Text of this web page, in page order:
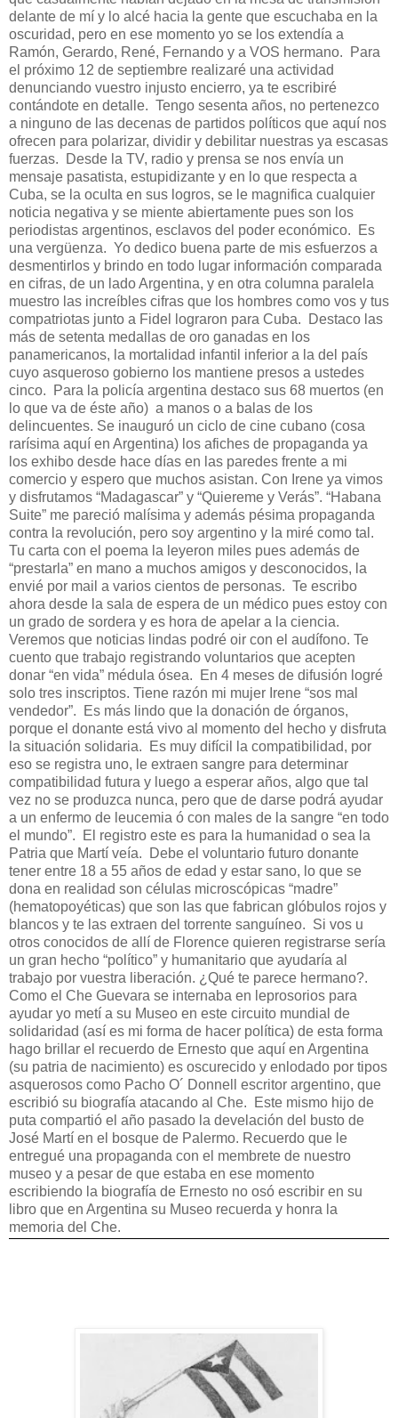
delante de mí y lo alcé hacia la gente que escuchaba en la
oscuridad, pero en ese momento yo se los extendía a
Ramón, Gerardo, René, Fernando y a VOS hermano. Para
el próximo 12 de septiembre realizaré una actividad
denunciando vuestro injusto encierro, ya te escribiré
contándote en detalle. Tengo sesenta años, no pertenezco
a ninguno de las decenas de partidos políticos que aquí nos
ofrecen para polarizar, dividir y debilitar nuestras ya escasas
fuerzas. Desde la TV, radio y prensa se nos envía un
mensaje pasatista, estupidizante y en lo que respecta a
Cuba, se la oculta en sus logros, se le magnifica cualquier
noticia negativa y se miente abiertamente pues son los
periodistas argentinos, esclavos del poder económico. Es
una vergüenza. Yo dedico buena parte de mis esfuerzos a
desmentirlos y brindo en todo lugar información comparada
en cifras, de un lado Argentina, y en otra columna paralela
muestro las increíbles cifras que los hombres como vos y tus
compatriotas junto a Fidel lograron para Cuba. Destaco las
más de setenta medallas de oro ganadas en los
panamericanos, la mortalidad infantil inferior a la del país
cuyo asqueroso gobierno los mantiene presos a ustedes
cinco. Para la policía argentina destaco sus 68 muertos (en
lo que va de éste año) a manos o a balas de los
delincuentes. Se inauguró un ciclo de cine cubano (cosa
rarísima aquí en Argentina) los afiches de propaganda ya
los exhibo desde hace días en las paredes frente a mi
comercio y espero que muchos asistan. Con Irene ya vimos
y disfrutamos “Madagascar” y “Quiereme y Verás”. “Habana
Suite” me pareció malísima y además pésima propaganda
contra la revolución, pero soy argentino y la miré como tal.
Tu carta con el poema la leyeron miles pues además de
“prestarla” en mano a muchos amigos y desconocidos, la
envié por mail a varios cientos de personas. Te escribo
ahora desde la sala de espera de un médico pues estoy con
un grado de sordera y es hora de apelar a la ciencia.
Veremos que noticias lindas podré oir con el audífono. Te
cuento que trabajo registrando voluntarios que acepten
donar “en vida” médula ósea. En 4 meses de difusión logré
solo tres inscriptos. Tiene razón mi mujer Irene “sos mal
vendedor”. Es más lindo que la donación de órganos,
porque el donante está vivo al momento del hecho y disfruta
la situación solidaria. Es muy difícil la compatibilidad, por
eso se registra uno, le extraen sangre para determinar
compatibilidad futura y luego a esperar años, algo que tal
vez no se produzca nunca, pero que de darse podrá ayudar
a un enfermo de leucemia ó con males de la sangre “en todo
el mundo”. El registro este es para la humanidad o sea la
Patria que Martí veía. Debe el voluntario futuro donante
tener entre 18 a 55 años de edad y estar sano, lo que se
dona en realidad son células microscópicas “madre”
(hematopoyéticas) que son las que fabrican glóbulos rojos y
blancos y te las extraen del torrente sanguíneo. Si vos u
otros conocidos de allí de Florence quieren registrarse sería
un gran hecho “político” y humanitario que ayudaría al
trabajo por vuestra liberación. ¿Qué te parece hermano?.
Como el Che Guevara se internaba en leprosorios para
ayudar yo metí a su Museo en este circuito mundial de
solidaridad (así es mi forma de hacer política) de esta forma
hago brillar el recuerdo de Ernesto que aquí en Argentina
(su patria de nacimiento) es oscurecido y enlodado por tipos
asquerosos como Pacho O´ Donnell escritor argentino, que
escribió su biografía atacando al Che. Este mismo hijo de
puta compartió el año pasado la develación del busto de
José Martí en el bosque de Palermo. Recuerdo que le
entregué una propaganda con el membrete de nuestro
museo y a pesar de que estaba en ese momento
escribiendo la biografía de Ernesto no osó escribir en su
libro que en Argentina su Museo recuerda y honra la
memoria del Che.